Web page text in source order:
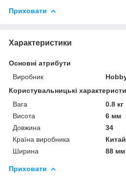
Приховати
Характеристики
Основні атрибути
Виробник
Користувальницькі
Вага
0.8 кг
Висота
6 мм
Довжина
34
Країна виробника
Китай
Ширина
88 мм
Приховати